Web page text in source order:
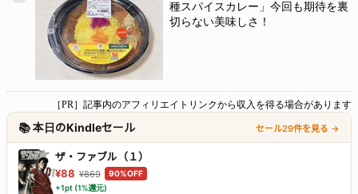
種スパイスカレー」今回も期待を裏
切らない美味しさ！
［PR］記事内のアフィリエイトリンクから収入を得る場合があります
📚 本日のKindleセール セール29件を見る →
ザ・ファブル（１）
¥88 ¥869
90%OFF
+1pt (1%還元)